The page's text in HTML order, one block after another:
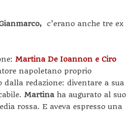
c’erano anche tre ex
Martina De Ioannon e Ciro
napoletano proprio
dalla redazione: diventare a sua
Martina ha augurato al suo
rossa. E aveva espresso una